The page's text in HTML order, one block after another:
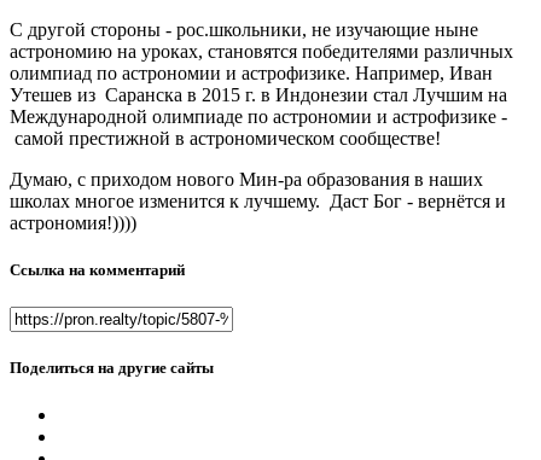
С другой стороны - рос.школьники, не изучающие ныне
астрономию на уроках, становятся победителями различных
олимпиад по астрономии и астрофизике. Например, Иван
Утешев из Саранска в 2015 г. в Индонезии стал Лучшим на
Международной олимпиаде по астрономии и астрофизике -
самой престижной в астрономическом сообществе!
Думаю, с приходом нового Мин-ра образования в наших
школах многое изменится к лучшему. Даст Бог - вернётся и
астрономия!))))
Ссылка на комментарий
Поделиться на другие сайты